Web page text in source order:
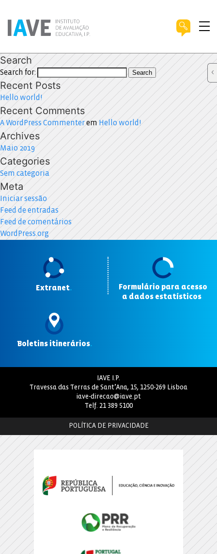
Search
Search for: Search
Recent Posts
Hello world!
Recent Comments
A WordPress Commenterem Hello world!
Archives
Maio 2019
Categories
Sem categoria
Meta
Iniciar sessão
Feed de entradas
Feed de comentários
WordPress.org
Extranet.
Formulário para acesso
a dados estatísticos
Boletins itinerários.
IAVE I.P.
Travessa das Terras de Sant’Ana, 15, 1250-269 Lisboa
iave-direcao@iave.pt
Telf. 21 389 5100
POLÍTICA DE PRIVACIDADE